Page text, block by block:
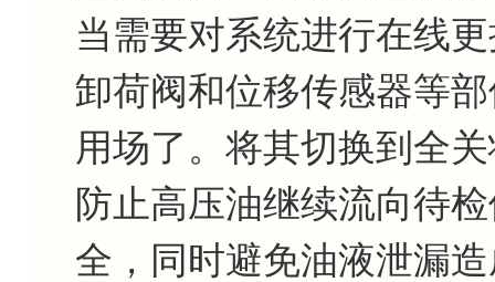
当需要对系统进行在线
卸荷阀和位移传感器等
用场了。将其切换到全
防止高压油继续流向待
全，同时避免油液泄漏